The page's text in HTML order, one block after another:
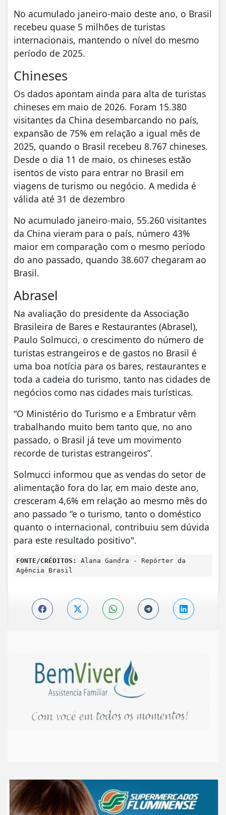
No acumulado janeiro-maio deste ano, o Brasil
recebeu quase 5 milhões de turistas
internacionais, mantendo o nível do mesmo
período de 2025.
Chineses
Os dados apontam ainda para alta de turistas
chineses em maio de 2026. Foram 15.380
visitantes da China desembarcando no país,
expansão de 75% em relação a igual mês de
2025, quando o Brasil recebeu 8.767 chineses.
Desde o dia 11 de maio, os chineses estão
isentos de visto para entrar no Brasil em
viagens de turismo ou negócio. A medida é
válida até 31 de dezembro
No acumulado janeiro-maio, 55.260 visitantes
da China vieram para o país, número 43%
maior em comparação com o mesmo período
do ano passado, quando 38.607 chegaram ao
Brasil.
Abrasel
Na avaliação do presidente da Associação
Brasileira de Bares e Restaurantes (Abrasel),
Paulo Solmucci, o crescimento do número de
turistas estrangeiros e de gastos no Brasil é
uma boa notícia para os bares, restaurantes e
toda a cadeia do turismo, tanto nas cidades de
negócios como nas cidades mais turísticas.
“O Ministério do Turismo e a Embratur vêm
trabalhando muito bem tanto que, no ano
passado, o Brasil já teve um movimento
recorde de turistas estrangeiros”.
Solmucci informou que as vendas do setor de
alimentação fora do lar, em maio deste ano,
cresceram 4,6% em relação ao mesmo mês do
ano passado “e o turismo, tanto o doméstico
quanto o internacional, contribuiu sem dúvida
para este resultado positivo".
FONTE/CRÉDITOS:
Alana Gandra - Repórter da
Agência Brasil